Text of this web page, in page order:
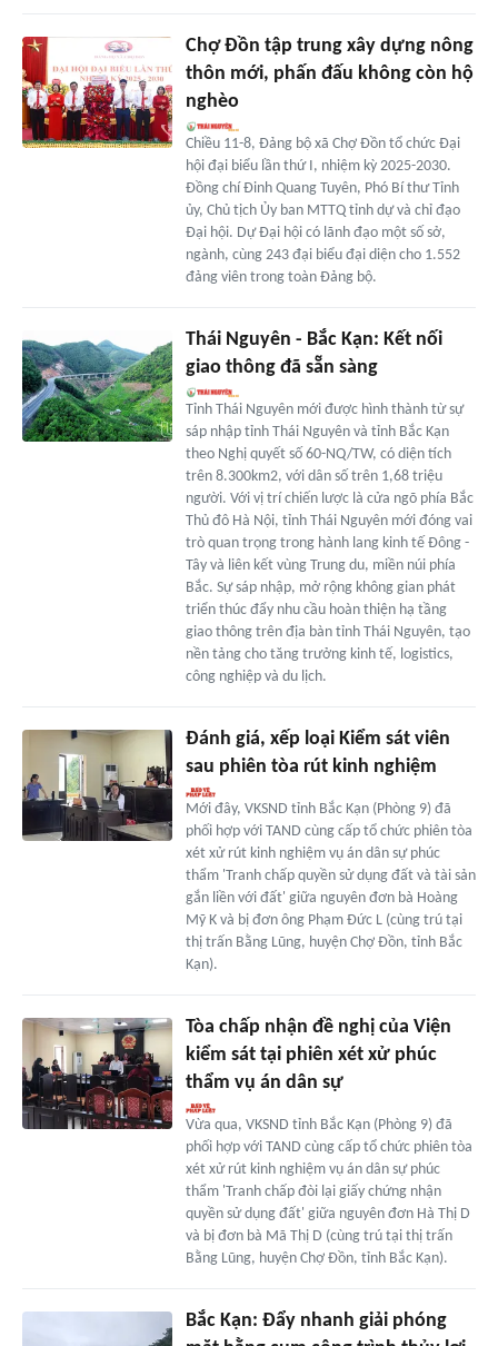
Chợ Đồn tập trung xây dựng nông
thôn mới, phấn đấu không còn hộ
nghèo
Chiều 11-8, Đảng bộ xã Chợ Đồn tổ chức Đại
hội đại biểu lần thứ I, nhiệm kỳ 2025-2030.
Đồng chí Đinh Quang Tuyên, Phó Bí thư Tỉnh
ủy, Chủ tịch Ủy ban MTTQ tỉnh dự và chỉ đạo
Đại hội. Dự Đại hội có lãnh đạo một số sở,
ngành, cùng 243 đại biểu đại diện cho 1.552
đảng viên trong toàn Đảng bộ.
Thái Nguyên - Bắc Kạn: Kết nối
giao thông đã sẵn sàng
Tỉnh Thái Nguyên mới được hình thành từ sự
sáp nhập tỉnh Thái Nguyên và tỉnh Bắc Kạn
theo Nghị quyết số 60-NQ/TW, có diện tích
trên 8.300km2, với dân số trên 1,68 triệu
người. Với vị trí chiến lược là cửa ngõ phía Bắc
Thủ đô Hà Nội, tỉnh Thái Nguyên mới đóng vai
trò quan trọng trong hành lang kinh tế Đông -
Tây và liên kết vùng Trung du, miền núi phía
Bắc. Sự sáp nhập, mở rộng không gian phát
triển thúc đẩy nhu cầu hoàn thiện hạ tầng
giao thông trên địa bàn tỉnh Thái Nguyên, tạo
nền tảng cho tăng trưởng kinh tế, logistics,
công nghiệp và du lịch.
Đánh giá, xếp loại Kiểm sát viên
sau phiên tòa rút kinh nghiệm
Mới đây, VKSND tỉnh Bắc Kạn (Phòng 9) đã
phối hợp với TAND cùng cấp tổ chức phiên tòa
xét xử rút kinh nghiệm vụ án dân sự phúc
thẩm 'Tranh chấp quyền sử dụng đất và tài sản
gắn liền với đất' giữa nguyên đơn bà Hoàng
Mỹ K và bị đơn ông Phạm Đức L (cùng trú tại
thị trấn Bằng Lũng, huyện Chợ Đồn, tỉnh Bắc
Kạn).
Tòa chấp nhận đề nghị của Viện
kiểm sát tại phiên xét xử phúc
thẩm vụ án dân sự
Vừa qua, VKSND tỉnh Bắc Kạn (Phòng 9) đã
phối hợp với TAND cùng cấp tổ chức phiên tòa
xét xử rút kinh nghiệm vụ án dân sự phúc
thẩm 'Tranh chấp đòi lại giấy chứng nhận
quyền sử dụng đất' giữa nguyên đơn Hà Thị D
và bị đơn bà Mã Thị D (cùng trú tại thị trấn
Bằng Lũng, huyện Chợ Đồn, tỉnh Bắc Kạn).
Bắc Kạn: Đẩy nhanh giải phóng